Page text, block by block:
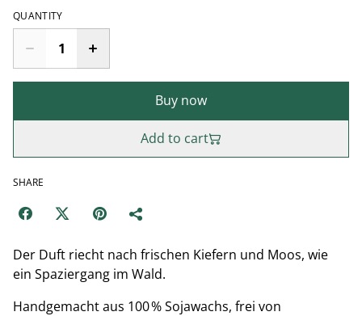
QUANTITY
Buy now
Add to cart
SHARE
Der Duft riecht nach frischen Kiefern und Moos, wie
ein Spaziergang im Wald.
Handgemacht aus 100 % Sojawachs, frei von